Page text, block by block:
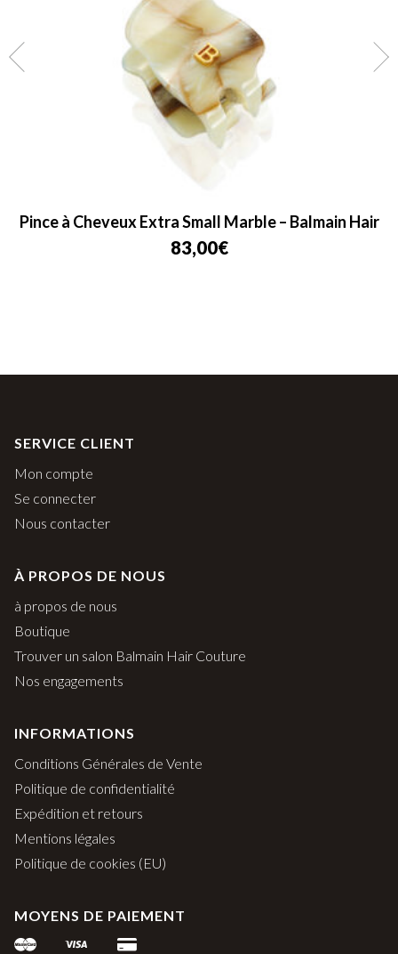
Pince à Cheveux Extra Small Marble – Balmain Hair
83,00€
SERVICE CLIENT
Mon compte
Se connecter
Nous contacter
À PROPOS DE NOUS
à propos de nous
Boutique
Trouver un salon Balmain Hair Couture
Nos engagements
INFORMATIONS
Conditions Générales de Vente
Politique de confidentialité
Expédition et retours
Mentions légales
Politique de cookies (EU)
MOYENS DE PAIEMENT